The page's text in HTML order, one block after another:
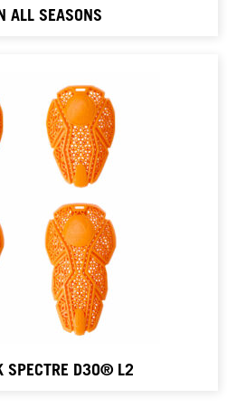
ALL SEASONS
SPECTRE D3O® L2